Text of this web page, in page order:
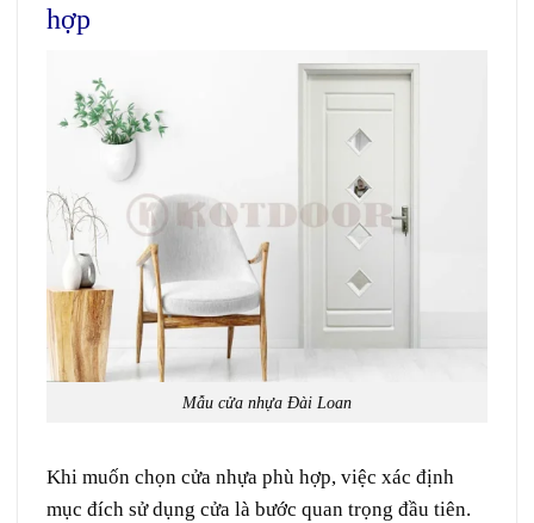
hợp
Mẫu cửa nhựa Đài Loan
Khi muốn chọn cửa nhựa phù hợp, việc xác định
mục đích sử dụng cửa là bước quan trọng đầu tiên.